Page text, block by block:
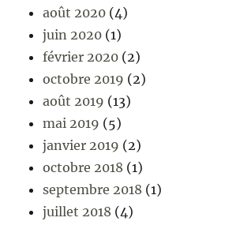
août 2020 (4)
juin 2020 (1)
février 2020 (2)
octobre 2019 (2)
août 2019 (13)
mai 2019 (5)
janvier 2019 (2)
octobre 2018 (1)
septembre 2018 (1)
juillet 2018 (4)